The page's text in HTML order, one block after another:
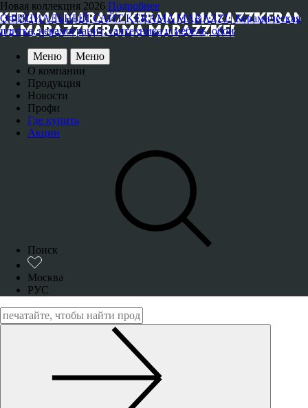
Новая коллекция 2026 Подробнее
ОФИЦИАЛЬНЫЙ САЙТ KERAMA MARAZZI | Керамическая
плитка, керамогранит, сантехника и мебель, обои
Меню
Меню
О компании
Продукция
Новости
Профи
Где купить
Акции
Поиск
Москва
РУС